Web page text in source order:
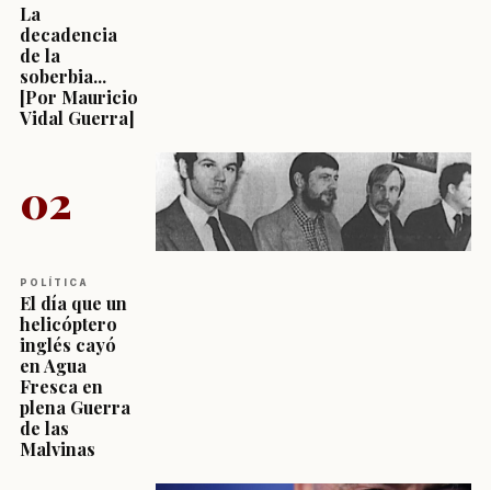
La
decadencia
de la
soberbia...
[Por Mauricio
Vidal Guerra]
02
POLÍTICA
El día que un
helicóptero
inglés cayó
en Agua
Fresca en
plena Guerra
de las
Malvinas